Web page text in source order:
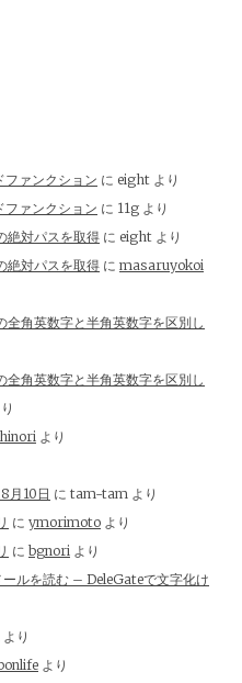
ァンクション に eight より
ァンクション に 11g より
絶対パスを取得 に eight より
絶対パスを取得 に masaruyokoi
角英数字と半角英数字を区別し
角英数字と半角英数字を区別し
より
月10日 に tam-tam より
に ymorimoto より
に bgnori より
ルを読む – DeleGateで文字化け
より
より